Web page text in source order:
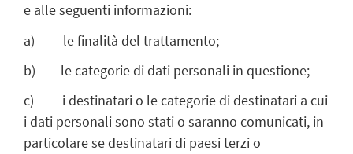
e alle seguenti informazioni:
a) le finalità del trattamento;
b) le categorie di dati personali in questione;
c) i destinatari o le categorie di destinatari a cui
i dati personali sono stati o saranno comunicati, in
particolare se destinatari di paesi terzi o